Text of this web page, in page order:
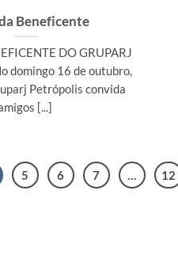
Beneficente
DO GRUPARJ
domingo 16 de outubro,
Petrópolis convida
[...]
5 6 7 … 12